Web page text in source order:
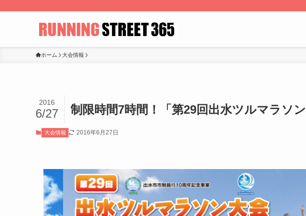
ホーム 大会情報
制限時間7時間！「第29回出水ツルマラソン
2016
6/27
大会情報 2016年6月27日